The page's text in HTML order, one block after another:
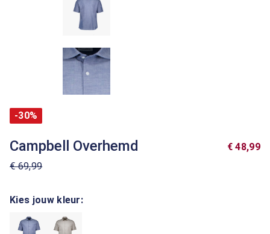
-30%
Campbell Overhemd
€ 69,99
€ 48,99
Kies jouw kleur: